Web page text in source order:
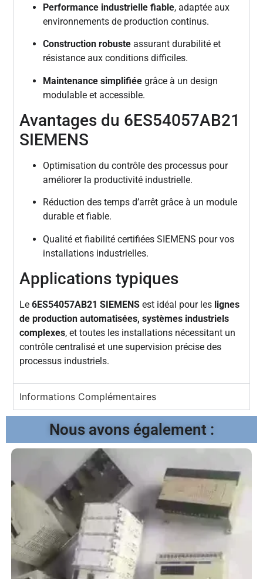
Performance industrielle fiable, adaptée aux
environnements de production continus.
Construction robuste assurant durabilité et
résistance aux conditions difficiles.
Maintenance simplifiée grâce à un design
modulable et accessible.
Avantages du 6ES54057AB21
SIEMENS
Optimisation du contrôle des processus pour
améliorer la productivité industrielle.
Réduction des temps d’arrêt grâce à un module
durable et fiable.
Qualité et fiabilité certifiées SIEMENS pour vos
installations industrielles.
Applications typiques
Le6ES54057AB21 SIEMENS est idéal pour les lignes
de production automatisées, systèmes industriels
complexes, et toutes les installations nécessitant un
contrôle centralisé et une supervision précise des
processus industriels.
Informations Complémentaires
Nous avons également :